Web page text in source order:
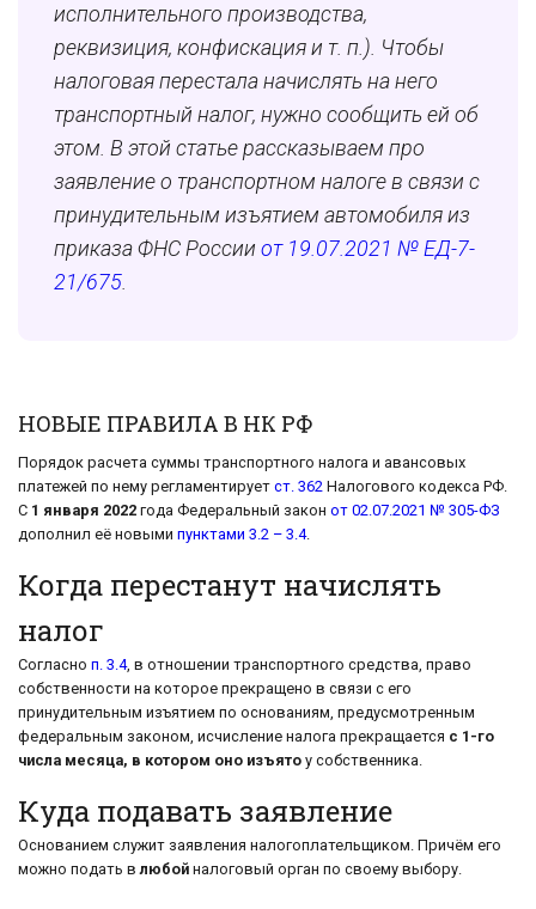
исполнительного производства,
реквизиция, конфискация и т. п.). Чтобы
налоговая перестала начислять на него
транспортный налог, нужно сообщить ей об
этом. В этой статье рассказываем про
заявление о транспортном налоге в связи с
принудительным изъятием автомобиля из
приказа ФНС России от 19.07.2021 № ЕД-7-
21/675.
НОВЫЕ ПРАВИЛА В НК РФ
Порядок расчета суммы транспортного налога и авансовых
платежей по нему регламентирует ст. 362 Налогового кодекса РФ.
С 1 января 2022 года Федеральный закон от 02.07.2021 № 305-ФЗ
дополнил её новыми пунктами 3.2 – 3.4.
Когда перестанут начислять
налог
Согласно п. 3.4, в отношении транспортного средства, право
собственности на которое прекращено в связи с его
принудительным изъятием по основаниям, предусмотренным
федеральным законом, исчисление налога прекращается с 1-го
числа месяца, в котором оно изъято у собственника.
Куда подавать заявление
Основанием служит заявления налогоплательщиком. Причём его
можно подать влюбой налоговый орган по своему выбору.